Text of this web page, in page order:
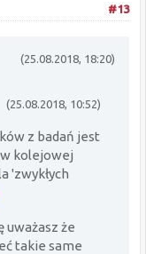
#13
(25.08.2018, 18:20)
(25.08.2018, 10:52)
z badań jest
kolejowej
'zwykłych
uważasz że
takie same